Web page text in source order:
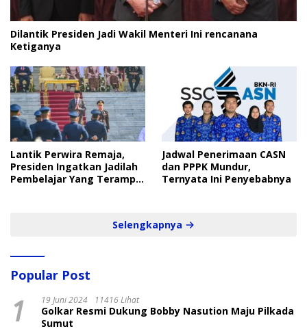
Dilantik Presiden Jadi Wakil Menteri Ini rencanana
Ketiganya
Lantik Perwira Remaja,
Presiden Ingatkan Jadilah
Pembelajar Yang Terampil
Jadwal Penerimaan CASN
dan PPPK Mundur,
Ternyata Ini Penyebabnya
Selengkapnya
Popular Post
1 19 Juni 2024 11416 Lihat
Golkar Resmi Dukung Bobby Nasution Maju Pilkada
Sumut